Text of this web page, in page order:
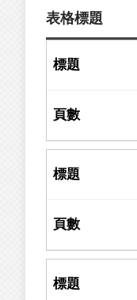
表格標題